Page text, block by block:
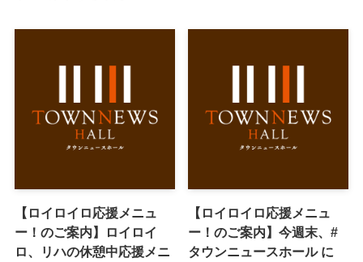
【ロイロイロ応援メニュ
ー！のご案内】ロイロイ
ロ、リハの休憩中応援メニ
【ロイロイロ応援メニュ
ー！のご案内】今週末、#
タウンニュースホール に